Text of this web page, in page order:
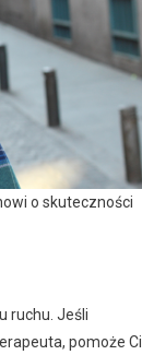
o skuteczności
ruchu. Jeśli
pomoże Ci